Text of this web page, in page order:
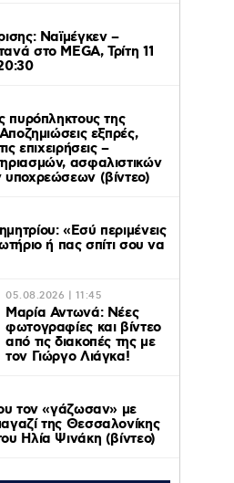
Ναϊμέγκεν –
στο MEGA, Τρίτη 11
πυρόπληκτους της
εξπρές,
επιχειρήσεις –
ασφαλιστικών
υποχρεώσεων (βίντεο)
«Εσύ περιμένεις
ή πας σπίτι σου να
05.08.2026 | 11:45
Μαρία Αντωνά: Νέες
φωτογραφίες και βίντεο
από τις διακοπές της με
τον Γιώργο Λιάγκα!
τον «γάζωσαν» με
της Θεσσαλονίκης
Ηλία Ψινάκη (βίντεο)